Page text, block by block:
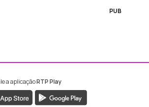
PUB
Madeira
Madeira
a aplicaçãoRTP Play